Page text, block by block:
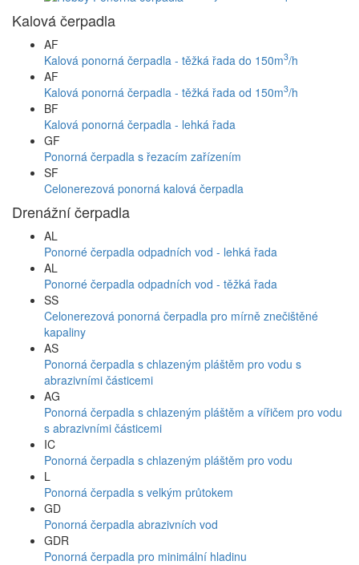
Kalová čerpadla
AF
Kalová ponorná čerpadla - těžká řada do 150m3/h
AF
Kalová ponorná čerpadla - těžká řada od 150m3/h
BF
Kalová ponorná čerpadla - lehká řada
GF
Ponorná čerpadla s řezacím zařízením
SF
Celonerezová ponorná kalová čerpadla
Drenážní čerpadla
AL
Ponorné čerpadla odpadních vod - lehká řada
AL
Ponorné čerpadla odpadních vod - těžká řada
SS
Celonerezová ponorná čerpadla pro mírně znečištěné
kapaliny
AS
Ponorná čerpadla s chlazeným pláštěm pro vodu s
abrazivními částicemi
AG
Ponorná čerpadla s chlazeným pláštěm a vířičem pro vodu
s abrazivními částicemi
IC
Ponorná čerpadla s chlazeným pláštěm pro vodu
L
Ponorná čerpadla s velkým průtokem
GD
Ponorná čerpadla abrazivních vod
GDR
Ponorná čerpadla pro minimální hladinu